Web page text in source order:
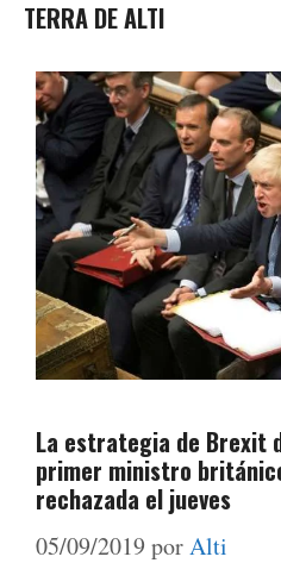
Saltar
contenido
TERRA DE ALTI
La estrategia de Brexit
primer ministro
rechazada el jueves
05/09/2019 porAlti